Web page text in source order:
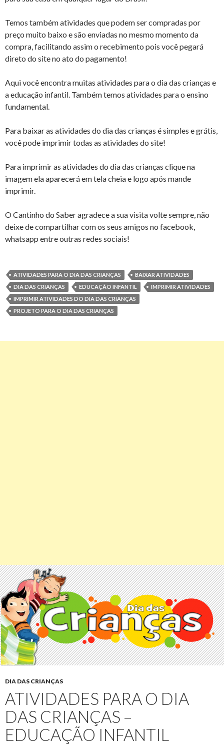
Temos também atividades que podem ser compradas por
preço muito baixo e são enviadas no mesmo momento da
compra, facilitando assim o recebimento pois você pegará
direto do site no ato do pagamento!
Aqui você encontra muitas atividades para o dia das crianças e
a educação infantil. Também temos atividades para o ensino
fundamental.
Para baixar as atividades do dia das crianças é simples e grátis,
você pode imprimir todas as atividades do site!
Para imprimir as atividades do dia das crianças clique na
imagem ela aparecerá em tela cheia e logo após mande
imprimir.
O Cantinho do Saber agradece a sua visita volte sempre, não
deixe de compartilhar com os seus amigos no facebook,
whatsapp entre outras redes sociais!
ATIVIDADES PARA O DIA DAS CRIANÇAS
BAIXAR ATIVIDADES
DIA DAS CRIANÇAS
EDUCAÇÃO INFANTIL
IMPRIMIR ATIVIDADES
IMPRIMIR ATIVIDADES DO DIA DAS CRIANÇAS
PROJETO PARA O DIA DAS CRIANÇAS
DIA DAS CRIANÇAS
ATIVIDADES PARA O DIA
DAS CRIANÇAS –
EDUCAÇÃO INFANTIL